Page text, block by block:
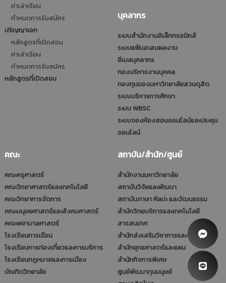
ค่าเล่าเรียน
กำหนดการรับสมัคร
ปริญญาเอก
หลักสูตรที่เปิดสอน
ค่าเล่าเรียน
กำหนดการรับสมัคร
หลักสูตรที่เปิดสอน
บุคลากร
ระบบสำนักงานอิเล็กทรอนิกส์
ระบบแฟ้มสะสมผลงาน
อีเมลบุคลากร
กองบริหารงานบุคคล
กองทุนของมหาวิทยาลัยสวนดุสิต
ระบบบริหารการศึกษา
ระบบ WBSC
ระบบจองห้องสอนออนไลน์และประชุม
ออนไลน์
คณะ
คณะครุศาสตร์
คณะวิทยาศาสตร์และเทคโนโลยี
คณะวิทยาการจัดการ
คณะมนุษยศาสตร์และสังคมศาสตร์
คณะพยาบาลศาสตร์
โรงเรียนการเรือน
โรงเรียนการท่องเที่ยวและการบริการ
โรงเรียนกฎหมายและการเมือง
บัณฑิตวิทยาลัย
สถาบัน/สำนัก/ศูนย์
สำนักงานมหาวิทยาลัย
สถาบันวิจัยและพัฒนา
สถาบันภาษา ศิลปะ และวัฒนธรรม
สำนักวิทยบริการและเทคโนโลยี
สารสนเทศ
สำนักส่งเสริมวิชาการและงานทะเบียน
สำนักยุทธศาสตร์และแผน
สำนักกิจการพิเศษ
ศูนย์พัฒนาทุนมนุษย์